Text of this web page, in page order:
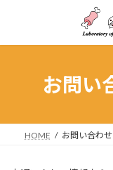
ン
ー
お問い
HOME お問い合わせ